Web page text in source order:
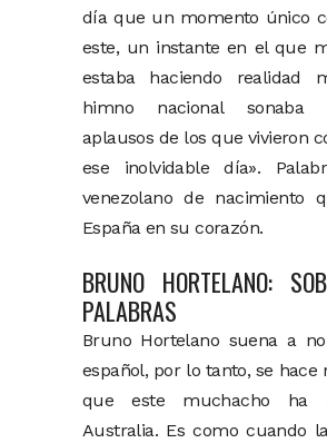
día que un momento único
este, un instante en el que
estaba haciendo realidad
himno nacional sonaba
aplausos de los que vivieron
ese inolvidable día».
venezolano de nacimiento
España en su corazón.
BRUNO HORTELANO:
PALABRAS
Bruno Hortelano suena a
español, por lo tanto, se hace
que este muchacho ha
Australia. Es como cuando